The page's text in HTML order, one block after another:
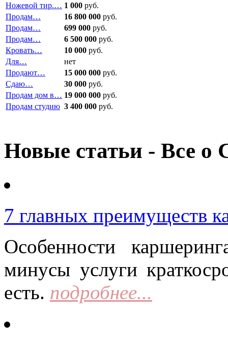
Ножевой тир.… 1 000 руб.
Продам…
16 800 000 руб.
Продам…
699 000 руб.
Продам…
6 500 000 руб.
Кровать…
10 000 руб.
Для…
нет
Продают…
15 000 000 руб.
Сдаю…
30 000 руб.
Продам дом в… 19 000 000 руб.
Продам студию 3 400 000 руб.
Новые статьи - Все о
7 главных преимуществ
Особенности
минусы услуги
есть. подробнее...